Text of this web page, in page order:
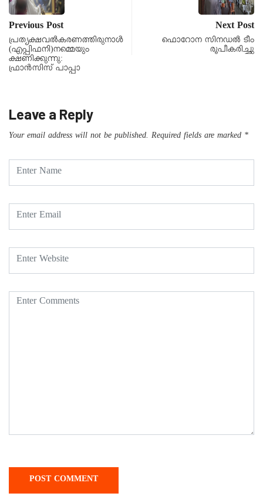
Previous Post
പ്രത്യക്ഷവൽകരണത്തിരുനാൾ
(എപ്പിഫനി)നമ്മെയും
ക്ഷണിക്കുന്നു:
ഫ്രാൻസിസ് പാപ്പാ
Next Post
ഫൊറോന സിനഡൽ ടീം
രൂപീകരിച്ചു
Leave a Reply
Your email address will not be published. Required fields are marked *